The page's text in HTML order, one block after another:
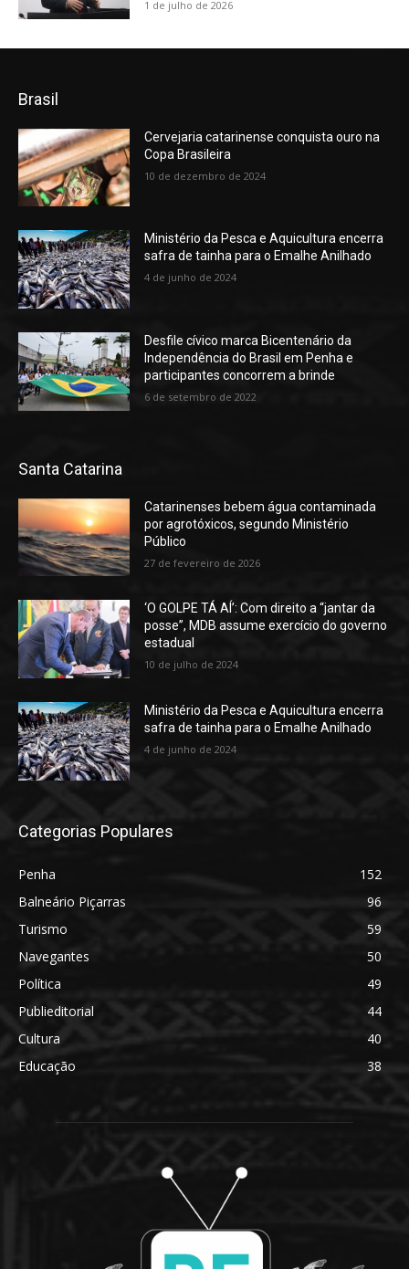
1 de julho de 2026
Brasil
Cervejaria catarinense conquista ouro na
Copa Brasileira
10 de dezembro de 2024
Ministério da Pesca e Aquicultura encerra
safra de tainha para o Emalhe Anilhado
4 de junho de 2024
Desfile cívico marca Bicentenário da
Independência do Brasil em Penha e
participantes concorrem a brinde
6 de setembro de 2022
Santa Catarina
Catarinenses bebem água contaminada
por agrotóxicos, segundo Ministério
Público
27 de fevereiro de 2026
‘O GOLPE TÁ AÍ’: Com direito a “jantar da
posse”, MDB assume exercício do governo
estadual
10 de julho de 2024
Ministério da Pesca e Aquicultura encerra
safra de tainha para o Emalhe Anilhado
4 de junho de 2024
Categorias Populares
Penha
152
Balneário Piçarras
96
Turismo
59
Navegantes
50
Política
49
Publieditorial
44
Cultura
40
Educação
38